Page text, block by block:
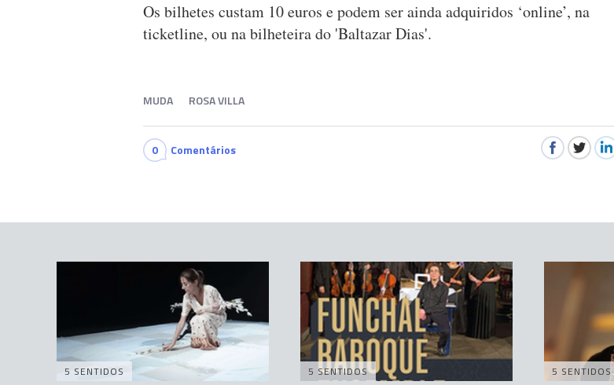
Os bilhetes custam 10 euros e podem ser ainda adquiridos ‘online’, na
ticketline, ou na bilheteira do 'Baltazar Dias'.
MUDA ROSA VILLA
0 Comentários
5 SENTIDOS 5 SENTIDOS 5 SENTIDOS